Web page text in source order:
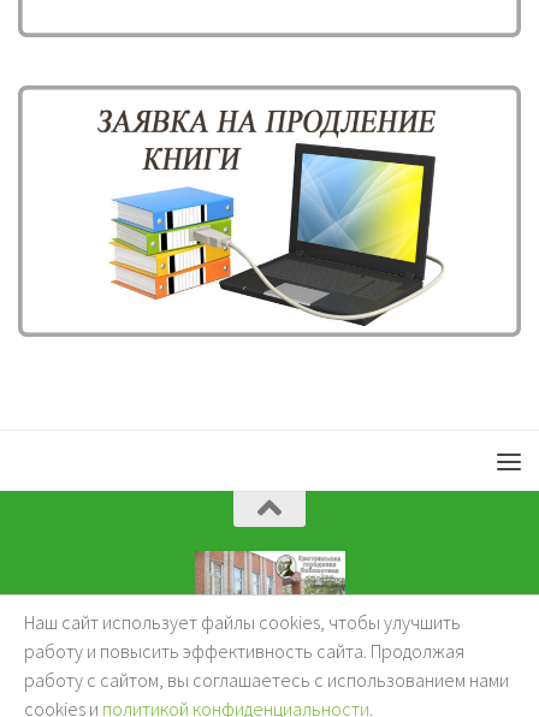
KuzBibliok © 2026.
Наш сайт использует файлы cookies, чтобы улучшить
работу и повысить эффективность сайта. Продолжая
работу с сайтом, вы соглашаетесь с использованием нами
cookies и политикой конфиденциальности.